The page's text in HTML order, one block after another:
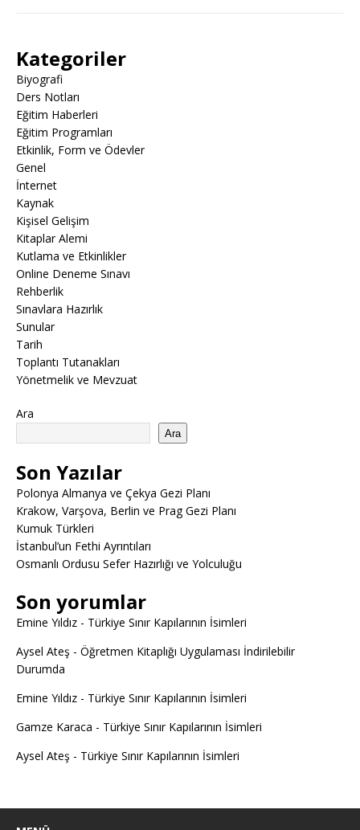
Kategoriler
Biyografi
Ders Notları
Eğitim Haberleri
Eğitim Programları
Etkinlik, Form ve Ödevler
Genel
İnternet
Kaynak
Kişisel Gelişim
Kitaplar Alemi
Kutlama ve Etkinlikler
Online Deneme Sınavı
Rehberlik
Sınavlara Hazırlık
Sunular
Tarih
Toplantı Tutanakları
Yönetmelik ve Mevzuat
Ara
Ara
Son Yazılar
Polonya Almanya ve Çekya Gezi Planı
Krakow, Varşova, Berlin ve Prag Gezi Planı
Kumuk Türkleri
İstanbul’un Fethi Ayrıntıları
Osmanlı Ordusu Sefer Hazırlığı ve Yolculuğu
Son yorumlar
Emine Yıldız - Türkiye Sınır Kapılarının İsimleri
Aysel Ateş - Öğretmen Kitaplığı Uygulaması İndirilebilir
Durumda
Emine Yıldız - Türkiye Sınır Kapılarının İsimleri
Gamze Karaca - Türkiye Sınır Kapılarının İsimleri
Aysel Ateş - Türkiye Sınır Kapılarının İsimleri